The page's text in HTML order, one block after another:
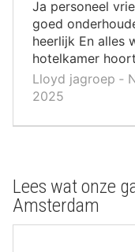
Ja personeel
goed
heerlijk En alles
hotelkamer
Lloyd jagroep ‐
2025
Lees wat onze
Amsterdam